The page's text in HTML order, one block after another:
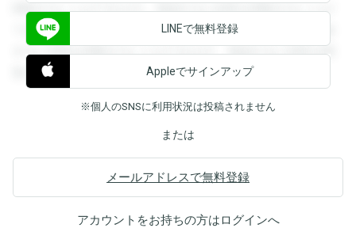
閲覧することができます。登録すると回答を閲覧することが
できます。登録すると回答を閲覧することができます。登録
すると回答を閲覧することができます。登録すると回答を閲
覧することができます。
LINEで無料登録
Appleでサインアップ
※個人のSNSに利用状況は投稿されません
または
メールアドレスで無料登録
アカウントをお持ちの方はログインへ